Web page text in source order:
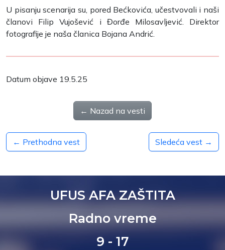
U pisanju scenarija su, pored Bećkovića, učestvovali i naši
članovi Filip Vujošević i Đorđe Milosavljević. Direktor
fotografije je naša članica Bojana Andrić.
Datum objave 19.5.25
← Nazad na vesti
← Prethodna vest Sledeća vest →
UFUS AFA ZAŠTITA
Radno vreme
9 - 17